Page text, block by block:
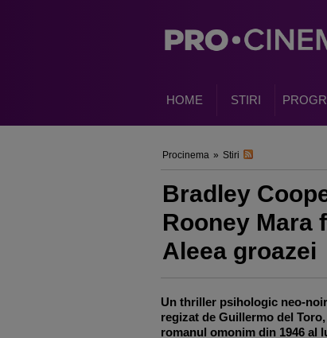
HOME STIRI
Procinema » Stiri
Bradley
Rooney Mara
Aleea groazei
Un thriller psihologic neo-
regizat de Guillermo del
romanul omonim din 1946 al